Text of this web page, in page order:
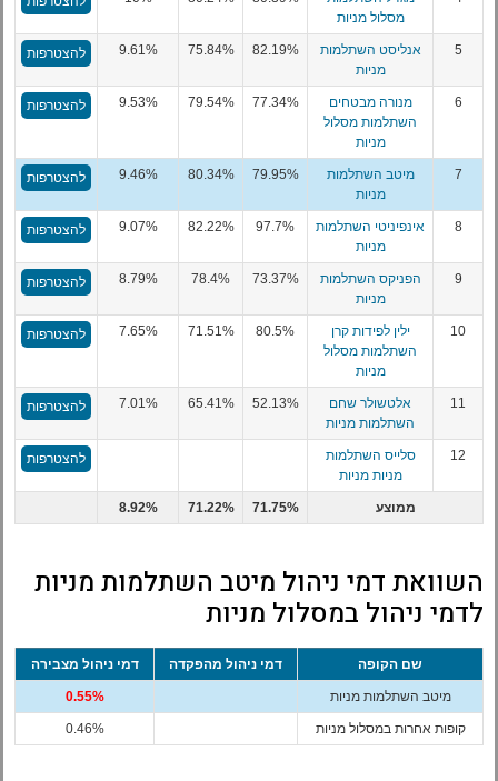
מסלול מניות
5
אנליסט השתלמות
מניות
82.19%
75.84%
9.61% להצטרפות
6
מנורה מבטחים
השתלמות מסלול
מניות
77.34%
79.54%
9.53% להצטרפות
7
מיטב השתלמות
מניות
79.95%
80.34%
9.46% להצטרפות
8
אינפיניטי השתלמות
מניות
97.7%
82.22%
9.07% להצטרפות
9
הפניקס השתלמות
מניות
73.37%
78.4%
8.79% להצטרפות
10
ילין לפידות קרן
השתלמות מסלול
מניות
80.5%
71.51%
7.65% להצטרפות
11
אלטשולר שחם
השתלמות מניות
52.13%
65.41%
7.01% להצטרפות
12
סלייס השתלמות
מניות מניות
להצטרפות
ממוצע 71.75%
71.22%
8.92%
השוואת דמי ניהול מיטב השתלמות מניות
לדמי ניהול במסלול מניות
שם הקופה דמי ניהול מהפקדה דמי ניהול מצבירה
מיטב השתלמות מניות 0.55%
קופות אחרות במסלול מניות 0.46%